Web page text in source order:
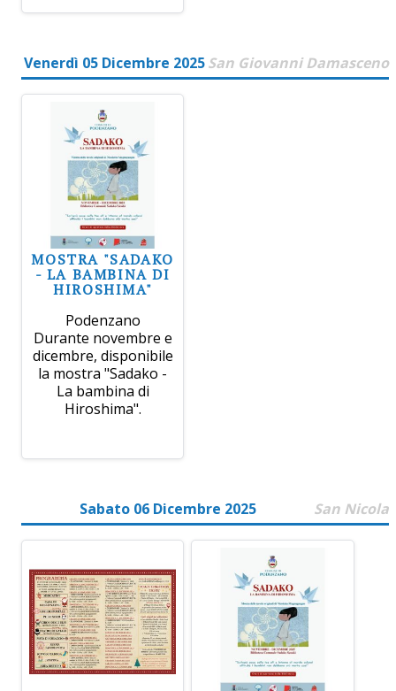
Venerdì 05 Dicembre 2025San Giovanni Damasceno
MOSTRA "SADAKO
- LA BAMBINA DI
HIROSHIMA"
Podenzano
Durante novembre e
dicembre, disponibile
la mostra "Sadako -
La bambina di
Hiroshima".
Sabato 06 Dicembre 2025 San Nicola